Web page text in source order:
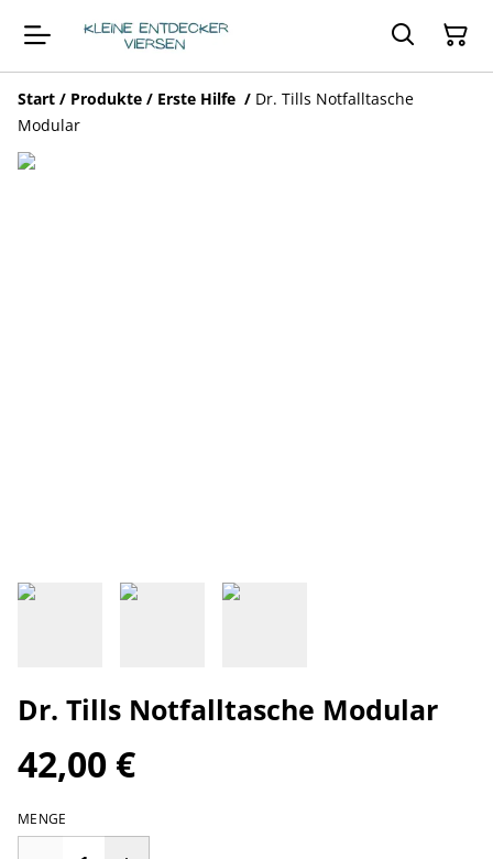
Start / Produkte / Erste Hilfe / Dr. Tills Notfalltasche
Modular
Dr. Tills Notfalltasche Modular
42,00 €
MENGE